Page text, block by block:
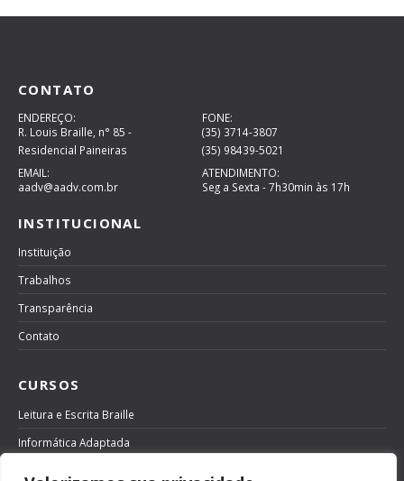
CONTATO
ENDEREÇO:
R. Louis Braille, n° 85 -
Residencial Paineiras
FONE:
(35) 3714-3807
(35) 98439-5021
EMAIL:
aadv@aadv.com.br
ATENDIMENTO:
Seg a Sexta - 7h30min às 17h
INSTITUCIONAL
Instituição
Trabalhos
Transparência
Contato
CURSOS
Leitura e Escrita Braille
Informática Adaptada